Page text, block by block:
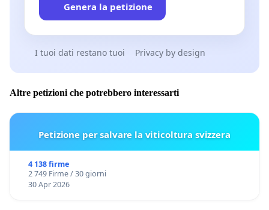
Genera la petizione
I tuoi dati restano tuoi Privacy by design
Altre petizioni che potrebbero interessarti
Petizione per salvare la viticoltura svizzera
4 138 firme
2 749 Firme / 30 giorni
30 Apr 2026